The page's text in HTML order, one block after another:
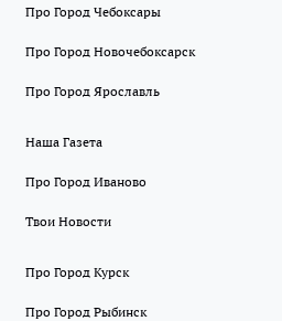
Про Город Чебоксары
Про Город Новочебоксарск
Про Город Ярославль
Наша Газета
Про Город Иваново
Твои Новости
Про Город Курск
Про Город Рыбинск